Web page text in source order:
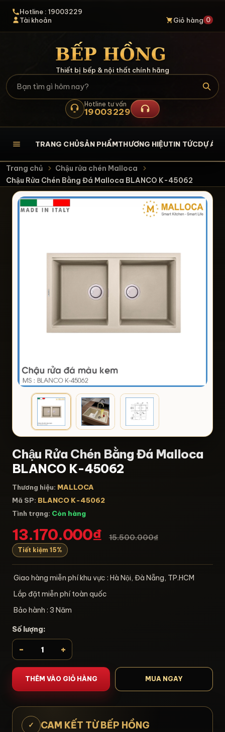
Hotline : 19003229
Tài khoản
Giỏ hàng 0
Thiết bị bếp & nội thất chính hãng
Hotline tư vấn
19003229
TRANG CHỦSẢN PHẨMTHƯƠNG HIỆUTIN TỨCDỰ ÁN
Trang chủ
Chậu rửa chén Malloca
Chậu Rửa Chén Bằng Đá Malloca BLANCO K-45062
Chậu Rửa Chén Bằng Đá Malloca
BLANCO K-45062
Thương hiệu: MALLOCA
Mã SP: BLANCO K-45062
Tình trạng: Còn hàng
13.170.000₫ 15.500.000₫
Tiết kiệm 15%
Giao hàng miễn phí khu vực : Hà Nội, Đà Nẵng, TP.HCM
Lắp đặt miễn phí toàn quốc
Bảo hành : 3 Năm
Số lượng:
- +
THÊM VÀO GIỎ HÀNG MUA NGAY
✓ CAM KẾT TỪ BẾP HỒNG